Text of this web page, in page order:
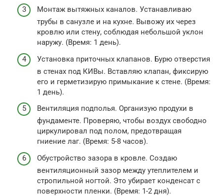
Монтаж вытяжных каналов. Устанавливаю
трубы в санузле и на кухне. Вывожу их через
кровлю или стену, соблюдая небольшой уклон
наружу. (Время: 1 день).
Установка приточных клапанов. Бурю отверстия
в стенах под КИВы. Вставляю клапан, фиксирую
его и герметизирую примыкание к стене. (Время:
1 день).
Вентиляция подполья. Организую продухи в
фундаменте. Проверяю, чтобы воздух свободно
циркулировал под полом, предотвращая
гниение лаг. (Время: 5-8 часов).
Обустройство зазора в кровле. Создаю
вентиляционный зазор между утеплителем и
стропильной ногтой. Это убирает конденсат с
поверхности пленки. (Время: 1-2 дня).